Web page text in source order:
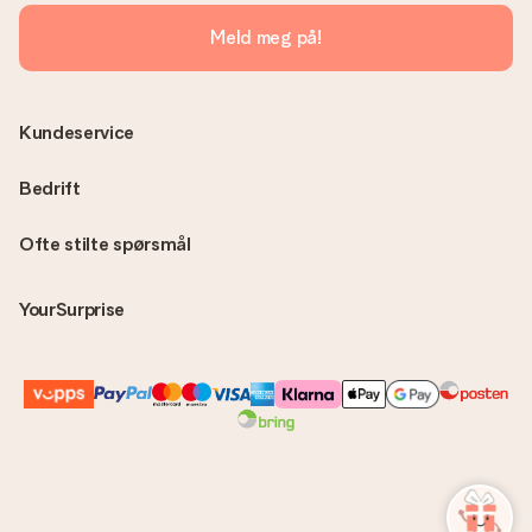
Meld meg på!
Ofte stilte spørsmål
YourSurprise
Kundeservice
Bedrift